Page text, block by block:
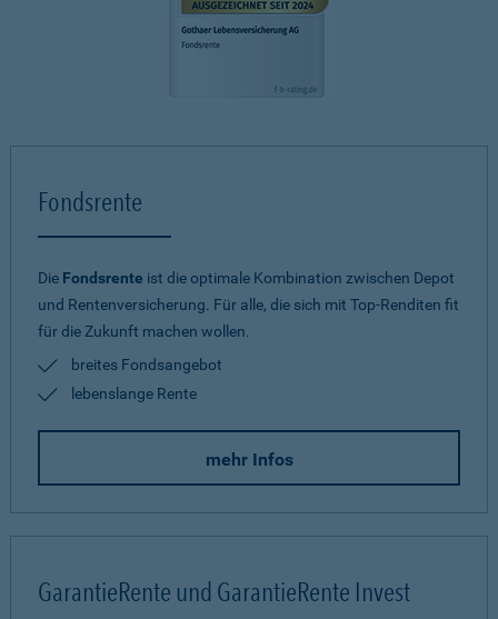
Fondsrente
Die Fondsrente ist die optimale Kombination zwischen Depot
und Rentenversicherung. Für alle, die sich mit Top-Renditen fit
für die Zukunft machen wollen.
breites Fondsangebot
lebenslange Rente
mehr Infos
GarantieRente und GarantieRente Invest